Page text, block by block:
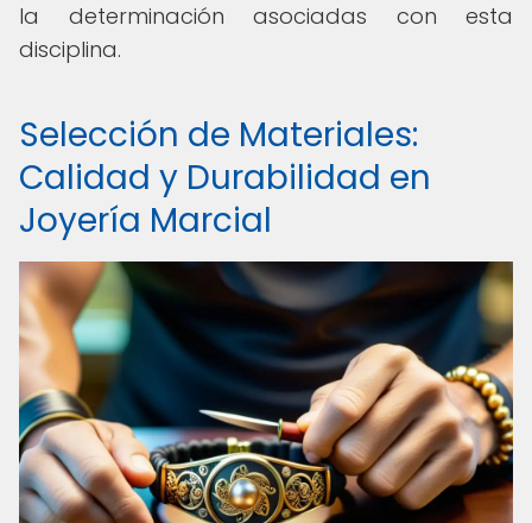
la determinación asociadas con esta
disciplina.
Selección de Materiales:
Calidad y Durabilidad en
Joyería Marcial